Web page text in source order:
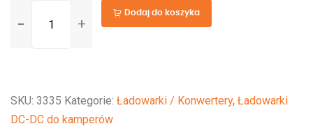
Orion-
(360W)
Dodaj do koszyka
SKU: 3335 Kategorie: Ładowarki / Konwertery, Ładowarki
DC-DC do kamperów